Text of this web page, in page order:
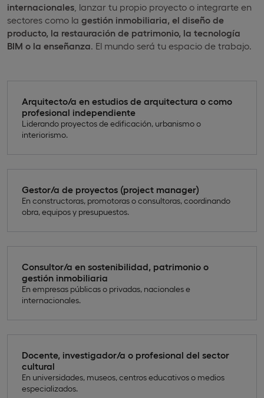
internacionales , lanzar tu propio proyecto o integrarte en
sectores como la gestión inmobiliaria, el diseño de
producto, la restauración de patrimonio, la tecnología
BIM o la enseñanza. El mundo será tu espacio de trabajo.
Arquitecto/a en estudios de arquitectura o como
profesional independiente
Liderando proyectos de edificación, urbanismo o
interiorismo.
Gestor/a de proyectos (project manager)
En constructoras, promotoras o consultoras, coordinando
obra, equipos y presupuestos.
Consultor/a en sostenibilidad, patrimonio o
gestión inmobiliaria
En empresas públicas o privadas, nacionales e
internacionales.
Docente, investigador/a o profesional del sector
cultural
En universidades, museos, centros educativos o medios
especializados.